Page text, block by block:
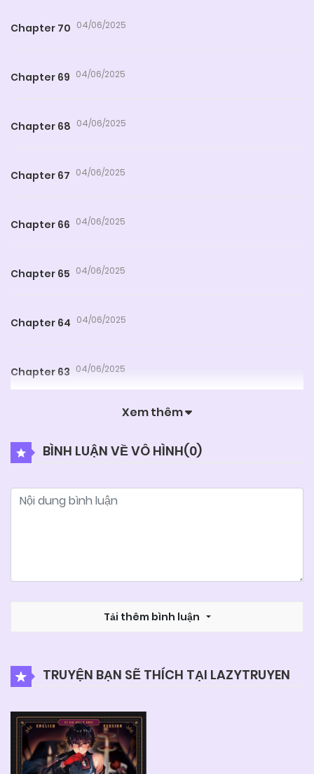
Chapter 70 04/06/2025
Chapter 69 04/06/2025
Chapter 68 04/06/2025
Chapter 67 04/06/2025
Chapter 66 04/06/2025
Chapter 65 04/06/2025
Chapter 64 04/06/2025
Chapter 63 04/06/2025
04/06/2025
04/06/2025
Chapter 57
Chapter 56 04/06/2025
Chapter 55 04/06/2025
Xem thêm
BÌNH LUẬN VỀ VÔ HÌNH(0)
Tải thêm bình luận
TRUYỆN BẠN SẼ THÍCH TẠI LAZYTRUYEN